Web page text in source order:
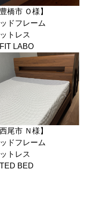
豊橋市 Ｏ様】
ドフレーム
トレス
FIT LABO
西尾市 Ｎ様】
ドフレーム
トレス
TED BED